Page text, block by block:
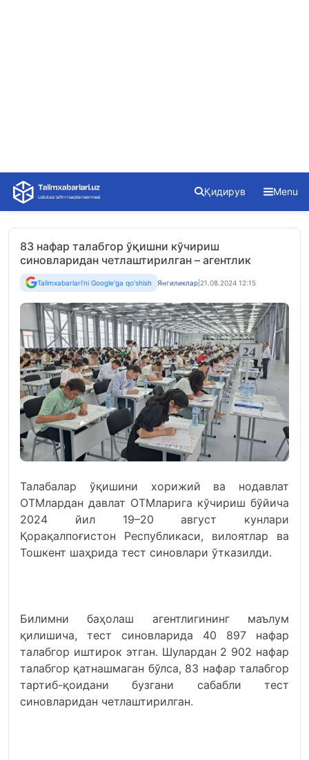
Skip
content
Қидирув Menu
83 нафар талабгор ўқишни кўчириш
синовларидан четлаштирилган – агентлик
Talimxabarlari'ni Google'ga qo'shish Янгиликлар 21.08.2024 12:15
Талабалар ўқишини хорижий ва нодавлат
ОТМлардан давлат ОТМларига кўчириш бўйича
2024 йил 19–20 август кунлари
Қорақалпоғистон Республикаси, вилоятлар ва
Тошкент шаҳрида тест синовлари ўтказилди.
Билимни баҳолаш агентлигининг маълум
қилишича, тест синовларида 40 897 нафар
талабгор иштирок этган. Шулардан 2 902 нафар
талабгор қатнашмаган бўлса, 83 нафар талабгор
тартиб-қоидани бузгани сабабли тест
синовларидан четлаштирилган.